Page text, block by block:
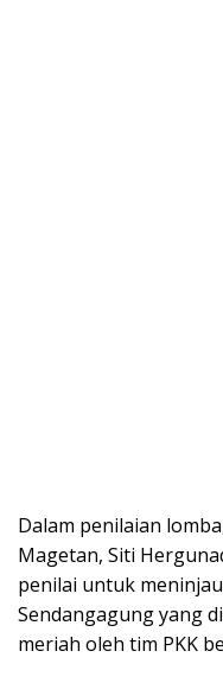
Dalam penilaian
Magetan, Siti
penilai untuk
Sendangagung yang
meriah oleh tim PKK